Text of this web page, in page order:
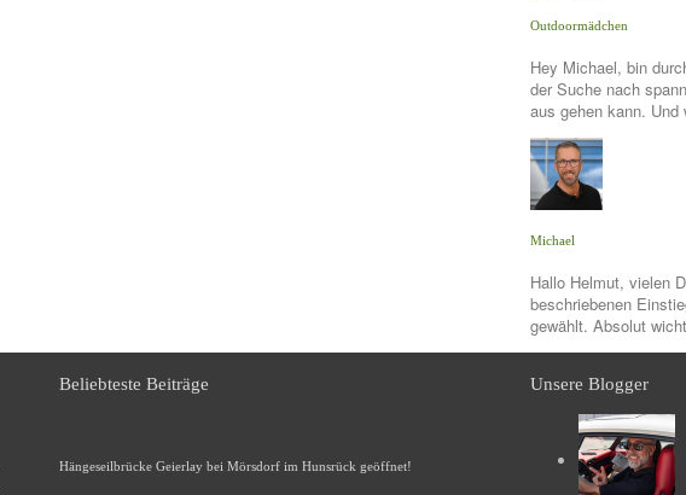
Outdoormädchen
Hey Michael, bin
der Suche nach
aus gehen kann.
Michael
Hallo Helmut, vielen
beschriebenen
gewählt. Absolut
Beliebteste Beiträge
Hängeseilbrücke Geierlay bei Mörsdorf im Hunsrück geöffnet!
Unsere Blogger